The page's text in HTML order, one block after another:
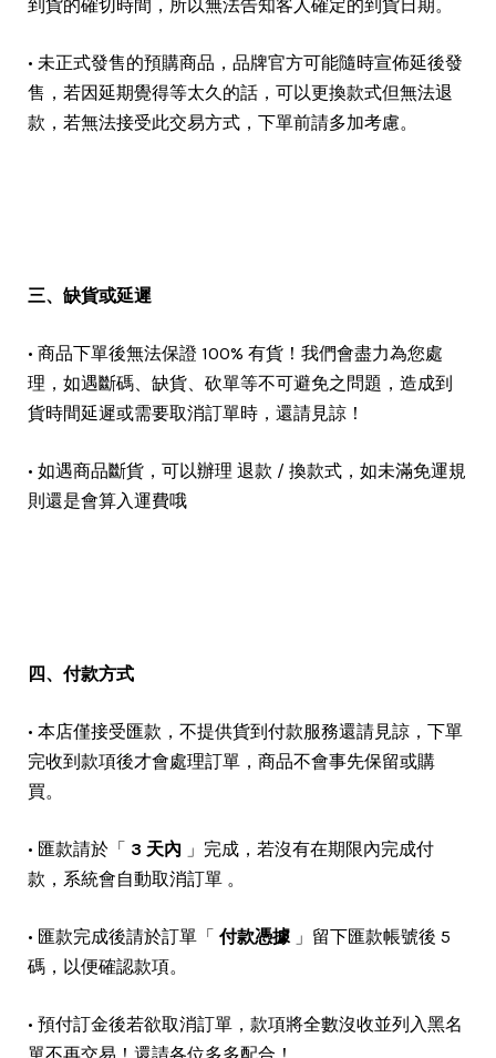
到貨的確切時間，所以無法告知客人確定的到貨日期。
• 未正式發售的預購商品，品牌官方可能隨時宣佈延後發
售，若因延期覺得等太久的話，可以更換款式但無法退
款，若無法接受此交易方式，下單前請多加考慮。
三、缺貨或延遲
• 商品下單後無法保證 100% 有貨！我們會盡力為您處
理，如遇斷碼、缺貨、砍單等不可避免之問題，造成到
貨時間延遲或需要取消訂單時，還請見諒！
• 如遇商品斷貨，可以辦理 退款 / 換款式，如未滿免運規
則還是會算入運費哦
四、付款方式
• 本店僅接受匯款，不提供貨到付款服務還請見諒，下單
完收到款項後才會處理訂單，商品不會事先保留或購
買。
• 匯款請於「 3 天內 」完成，若沒有在期限內完成付
款，系統會自動取消訂單 。
• 匯款完成後請於訂單「 付款憑據」留下匯款帳號後 5
碼，以便確認款項。
• 預付訂金後若欲取消訂單，款項將全數沒收並列入黑名